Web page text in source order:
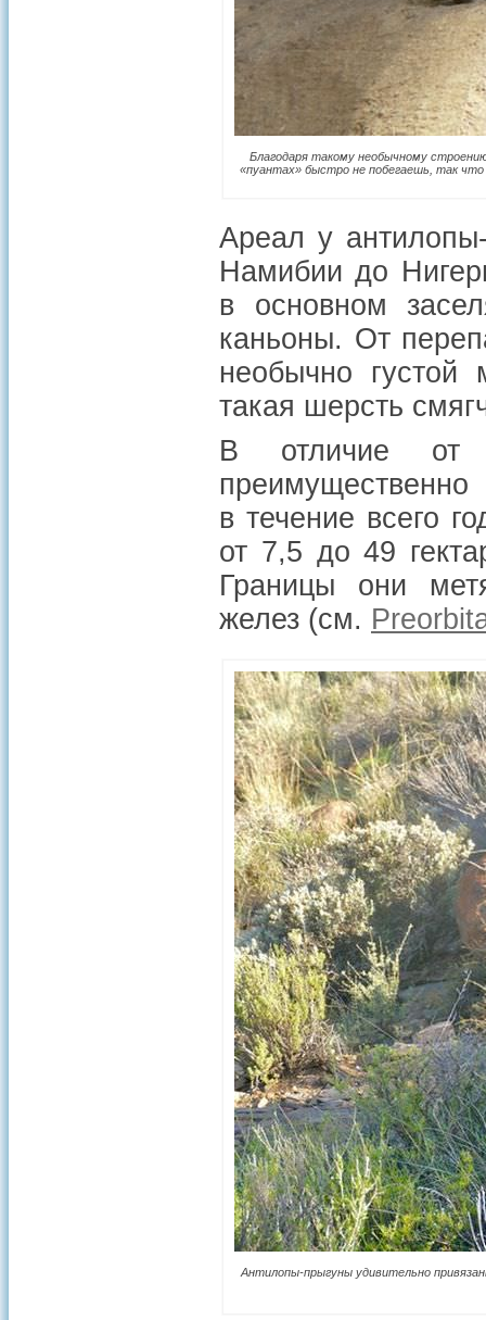
Благодаря такому необычному
«пуантах» быстро не побегаешь, так
Ареал у
Намибии до
в основном
каньоны. От
необычно густой
такая шерсть
В отличие от
в течение всего
от 7,5 до 49
Границы они
желез (см.
Антилопы-прыгуны удивительно